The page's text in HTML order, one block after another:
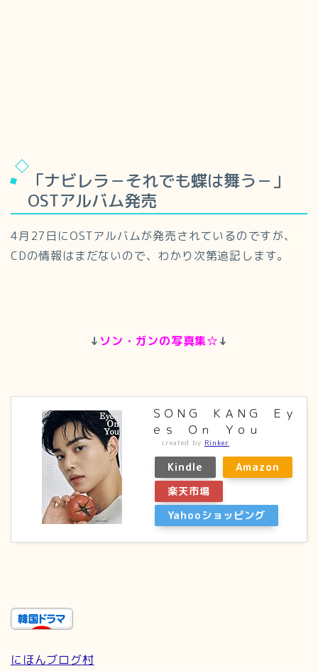
「ナビレラ－それでも蝶は舞う－」
OSTアルバム発売
4月27日にOSTアルバムが発売されているのですが、
CDの情報はまだないので、わかり次第追記します。
↓ ソン・ガンの写真集☆↓
ＳＯＮＧ ＫＡＮＧ Ｅｙ
ｅｓ Ｏｎ Ｙｏｕ
created by Rinker
Kindle
Amazon
楽天市場
Yahooショッピング
にほんブログ村